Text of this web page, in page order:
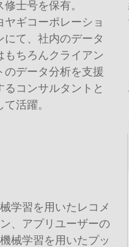
修士号を保有。
ヤギコーポレーショ
にて、社内のデータ
もちろんクライアン
のデータ分析を支援
るコンサルタントと
て活躍。
学習を用いたレコメ
、アプリユーザーの
械学習を用いたプッ